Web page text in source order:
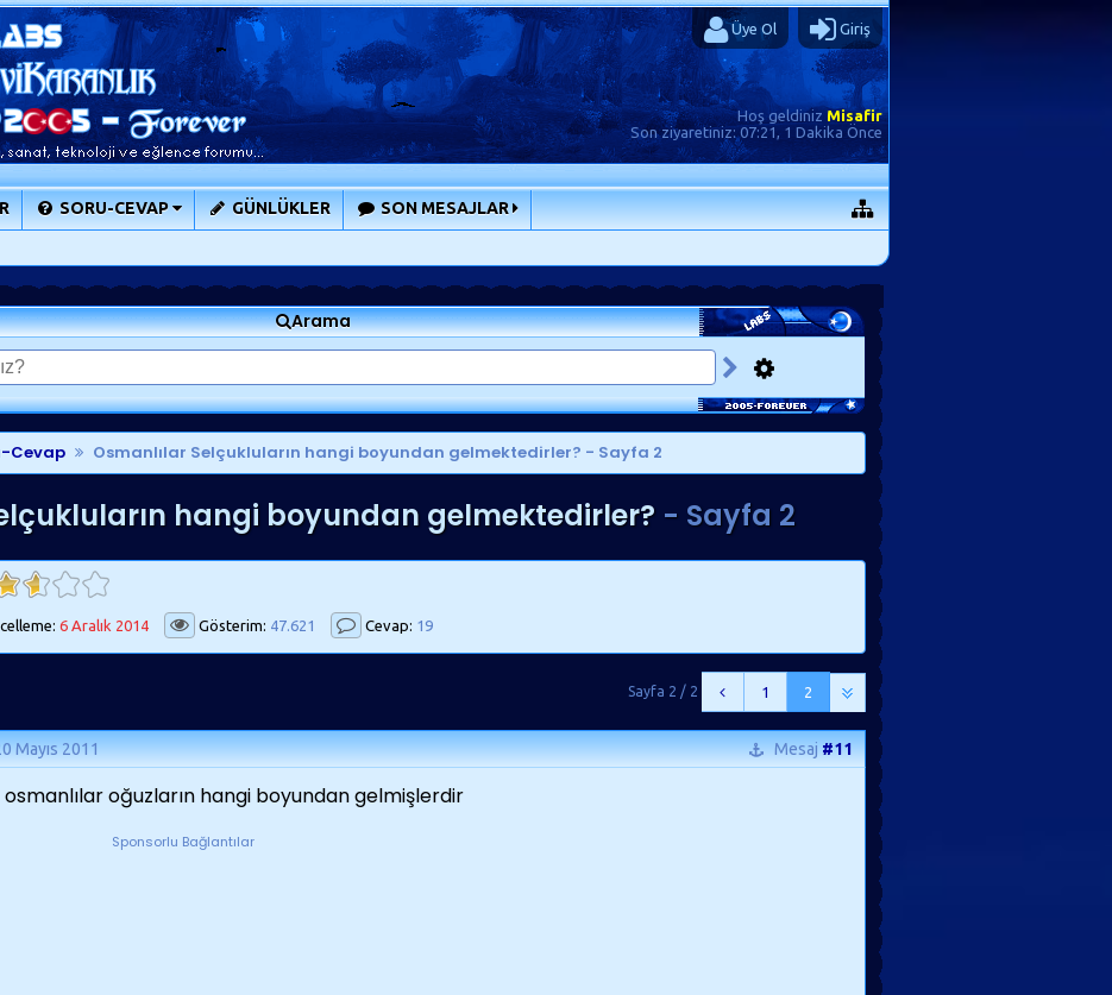
Üye Ol Giriş
Hoş geldiniz Misafir
Son ziyaretiniz:07:21, 1 Dakika Önce
SORU-CEVAP GÜNLÜKLER SON MESAJLAR
Arama
Cevap Osmanlılar Selçukluların hangi boyundan gelmektedirler? - Sayfa 2
hangi boyundan gelmektedirler? - Sayfa 2
6 Aralık 2014 Gösterim: 47.621 Cevap: 19
1 2
Sayfa 2 / 2
Mayıs 2011 Mesaj#11
osmanlılar oğuzların hangi boyundan gelmişlerdir
Sponsorlu Bağlantılar